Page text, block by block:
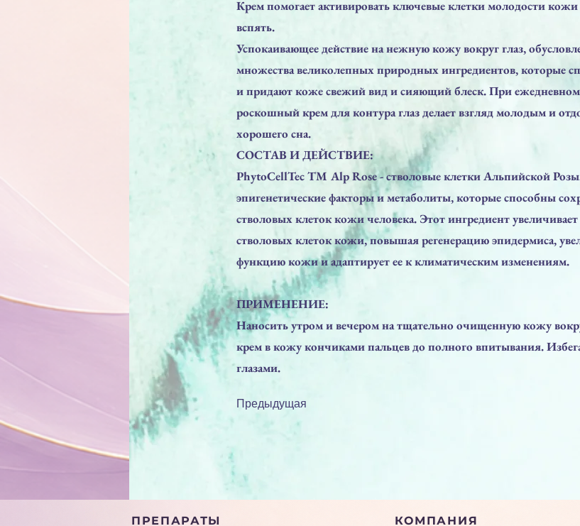
Крем помогает активировать ключевые клетки молодости
вспять.
Успокаивающее действие на нежную кожу вокруг глаз,
множества великолепных природных ингредиентов, которые
и придают коже свежий вид и сияющий блеск. При ежедневном
роскошный крем для контура глаз делает взгляд молодым и
хорошего сна.
СОСТАВ И ДЕЙСТВИЕ:
PhytoCellTec TM Alp Rose - стволовые клетки Альпийской
эпигенетические факторы и метаболиты, которые способны
стволовых клеток кожи человека. Этот ингредиент
стволовых клеток кожи, повышая регенерацию эпидермиса,
функцию кожи и адаптирует ее к климатическим изменениям.
ПРИМЕНЕНИЕ:
Наносить утром и вечером на тщательно очищенную кожу
крем в кожу кончиками пальцев до полного впитывания.
глазами.
Предыдущая
ПРЕПАРАТЫ КОМПАНИЯ